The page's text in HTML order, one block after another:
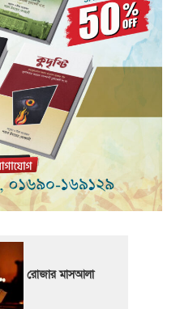
রোজার মাসআলা